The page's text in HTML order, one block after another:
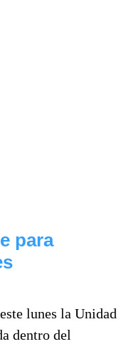
para
lunes la Unidad
dentro del